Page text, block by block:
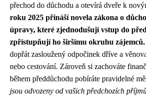
přechod do důchodu a otevírá dveře k
roku 2025 přináší novela zákona o
úpravy, které zjednodušují vstup do
zpřístupňují ho širšímu okruhu zájemců.
dopřát zasloužený odpočinek dříve a
nebo cestování. Zároveň si zachováte
během předdůchodu pobíráte pravidelné
jsou odvozeny od vašich předchozích